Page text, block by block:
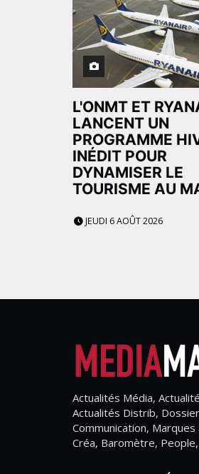
L'ONMT ET
LANCENT UN
PROGRAMME
INÉDIT POUR
DYNAMISER LE
TOURISME AU
JEUDI 6 AOÛT 2026
Actualités Média,
Actualités Distrib,
Communication,
Créa, Baromètre,